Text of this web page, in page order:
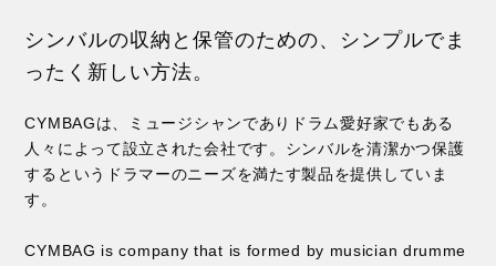
シンバルの収納と保管のための、シンプルでま
ったく新しい方法。
CYMBAGは、ミュージシャンでありドラム愛好家でもある
人々によって設立された会社です。シンバルを清潔かつ保護
するというドラマーのニーズを満たす製品を提供していま
す。
CYMBAG is company that is formed by musician drumme